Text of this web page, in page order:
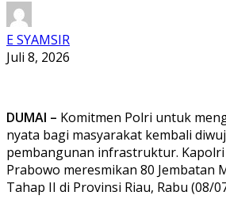
E SYAMSIR
Juli 8, 2026
DUMAI – Komitmen Polri untuk
nyata bagi masyarakat kembali
pembangunan infrastruktur. Kapolri
Prabowo meresmikan 80 Jembatan
Tahap II di Provinsi Riau, Rabu (08/